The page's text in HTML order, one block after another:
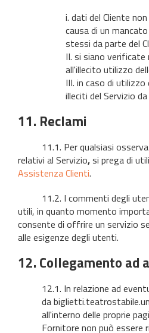
i. dati del Cliente
causa di un
stessi da parte del
II. si siano
all'illecito utilizzo
III. in caso di
illeciti del Servizio
11. Reclami
11.1. Per qualsiasi
relativi al Servizio,si prega di
Assistenza Clienti.
11.2. I commenti degli
utili, in quanto momento
consente di offrire un servizio
alle esigenze degli utenti.
12. Collegamento ad
12.1. In relazione ad
da
all'interno delle proprie
Fornitore non può essere